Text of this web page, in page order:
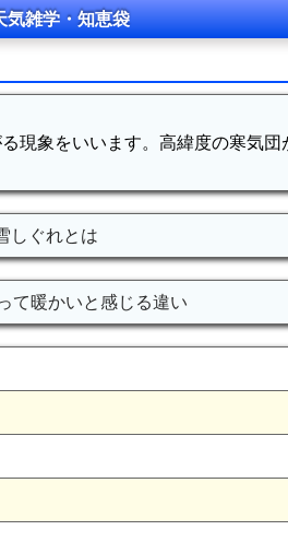
気雑学・知恵袋
現象をいいます。高緯度の寒気
しぐれとは
て暖かいと感じる違い